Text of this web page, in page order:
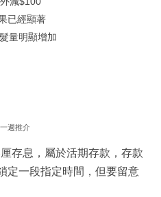
已經顯著
量明顯增加
週推介
存息，屬於活期存款，存款
定一段指定時間，但要留意